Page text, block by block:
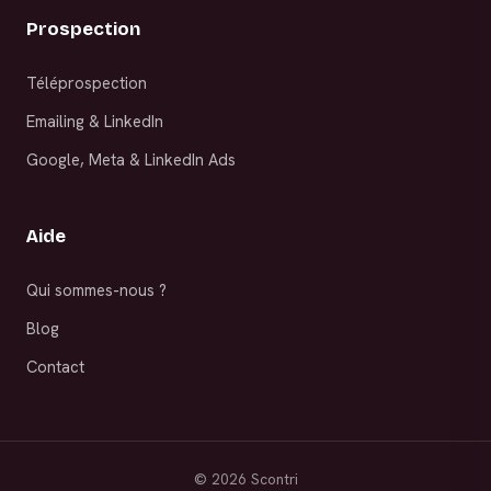
Prospection
Téléprospection
Emailing & LinkedIn
Google, Meta & LinkedIn Ads
Aide
Qui sommes-nous ?
Blog
Contact
© 2026 Scontri